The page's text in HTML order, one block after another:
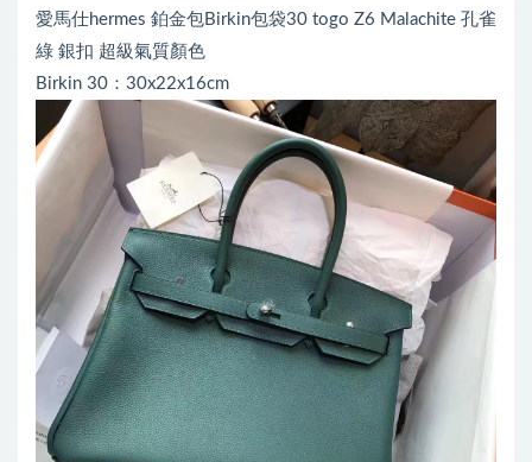
愛馬仕hermes 鉑金包Birkin包袋30 togo Z6 Malachite 孔雀
綠 銀扣 超級氣質顏色
Birkin 30：30x22x16cm